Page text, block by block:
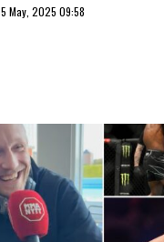
5 May, 2025 09:58